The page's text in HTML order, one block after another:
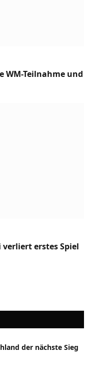
WM-Teilnahme und
verliert erstes Spiel
der nächste Sieg